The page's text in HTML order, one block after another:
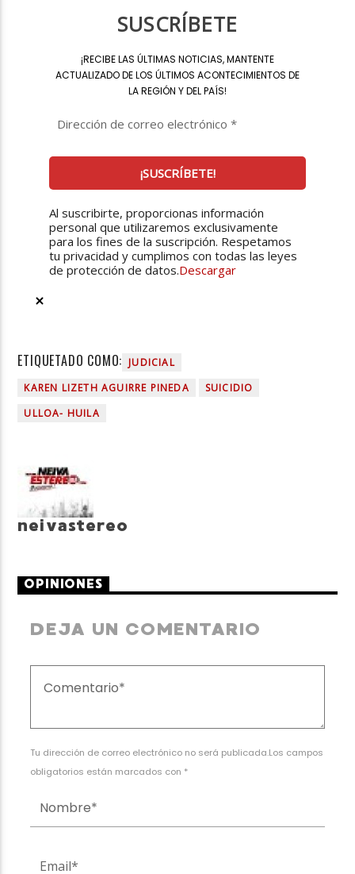
SUSCRÍBETE
¡RECIBE LAS ÚLTIMAS NOTICIAS, MANTENTE
ACTUALIZADO DE LOS ÚLTIMOS ACONTECIMIENTOS DE
LA REGIÓN Y DEL PAÍS!
Al suscribirte, proporcionas información
personal que utilizaremos exclusivamente
para los fines de la suscripción. Respetamos
tu privacidad y cumplimos con todas las leyes
de protección de datos.Descargar
ETIQUETADO COMO: JUDICIAL
KAREN LIZETH AGUIRRE PINEDA
SUICIDIO
ULLOA- HUILA
neivastereo
OPINIONES
DEJA UN COMENTARIO
Tu dirección de correo electrónico no será publicada.Los campos
obligatorios están marcados con *